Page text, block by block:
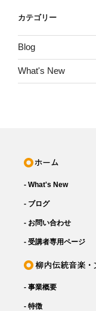
カテゴリー
Blog
What's New
- What's New
- ブログ
- お問い合わせ
- 受講者専用ページ
- 事業概要
- 特徴